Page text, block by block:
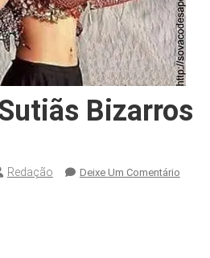
Bizarros
Redação Deixe Um ComentárioOn